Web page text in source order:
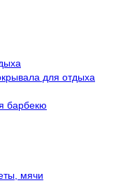
для отдыха
барбекю
мячи